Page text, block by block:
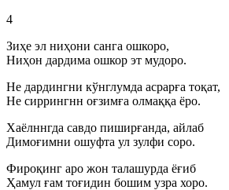
4
Зиҳе эл ниҳони санга ошкоро,
Ниҳон дардима ошкор эт мудоро.
Не дардингни кўнглумда асрарға тоқат,
Не сиррингнн оғзимға олмаққа ёро.
Хаёлннгда савдо пиширғанда, айлаб
Димоғимни ошуфта ул зулфи соро.
Фироқинг аро жон талашурда ёғиб
Ҳамул ғам тоғидин бошим узра хоро.